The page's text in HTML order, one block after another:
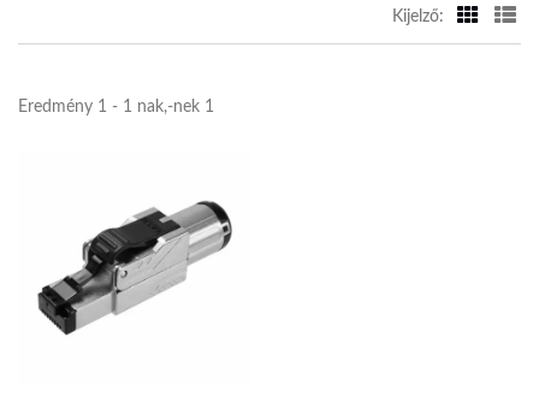
Kijelző:
Eredmény 1 - 1 nak,-nek 1